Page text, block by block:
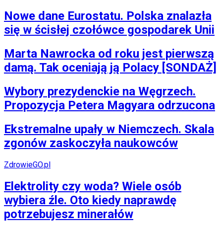
Nowe dane Eurostatu. Polska znalazła
się w ścisłej czołówce gospodarek Unii
Marta Nawrocka od roku jest pierwszą
damą. Tak oceniają ją Polacy [SONDAŻ]
Wybory prezydenckie na Węgrzech.
Propozycja Petera Magyara odrzucona
Ekstremalne upały w Niemczech. Skala
zgonów zaskoczyła naukowców
ZdrowieGO.pl
Elektrolity czy woda? Wiele osób
wybiera źle. Oto kiedy naprawdę
potrzebujesz minerałów